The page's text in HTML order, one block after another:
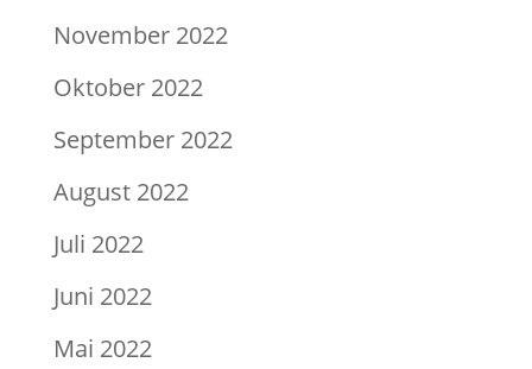
November 2022
Oktober 2022
September 2022
August 2022
Juli 2022
Juni 2022
Mai 2022